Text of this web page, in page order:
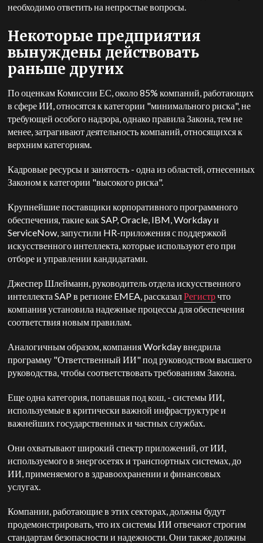
необходимо ответить на непростые вопросы.
Некоторые предприятия
вынуждены действовать
раньше других
По оценкам Комиссии ЕС, около 85% компаний, работающих
в сфере ИИ, относятся к категории "минимального риска", не
требующей особого надзора, однако правила Закона, тем не
менее, затрагивают деятельность компаний, относящихся к
верхним категориям.
Кадровые ресурсы и занятость - одна из областей, отнесенных
Законом к категории "высокого риска".
Крупнейшие поставщики корпоративного программного
обеспечения, такие как SAP, Oracle, IBM, Workday и
ServiceNow, запустили HR-приложения с поддержкой
искусственного интеллекта, которые используют его при
отборе и управлении кандидатами.
Джеспер Шлейманн, руководитель отдела искусственного
интеллекта SAP в регионе EMEA, рассказалРегистрчто
компания установила надежные процессы для обеспечения
соответствия новым правилам.
Аналогичным образом, компания Workday внедрила
программу "Ответственный ИИ" под руководством высшего
руководства, чтобы соответствовать требованиям Закона.
Еще одна категория, попавшая под кош, - системы ИИ,
используемые в критически важной инфраструктуре и
важнейших государственных и частных службах.
Они охватывают широкий спектр приложений, от ИИ,
используемого в энергосетях и транспортных системах, до
ИИ, применяемого в здравоохранении и финансовых
услугах.
Компании, работающие в этих секторах, должны будут
продемонстрировать, что их системы ИИ отвечают строгим
стандартам безопасности и надежности. Они также должны